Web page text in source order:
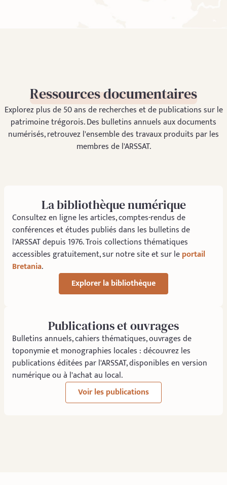
Ressources documentaires
Explorez plus de 50 ans de recherches et de publications sur le
patrimoine trégorois. Des bulletins annuels aux documents
numérisés, retrouvez l'ensemble des travaux produits par les
membres de l'ARSSAT.
La bibliothèque numérique
Consultez en ligne les articles, comptes-rendus de
conférences et études publiés dans les bulletins de
l'ARSSAT depuis 1976. Trois collections thématiques
accessibles gratuitement, sur notre site et sur leportail
Bretania.
Explorer la bibliothèque
Publications et ouvrages
Bulletins annuels, cahiers thématiques, ouvrages de
toponymie et monographies locales : découvrez les
publications éditées par l'ARSSAT, disponibles en version
numérique ou à l'achat au local.
Voir les publications